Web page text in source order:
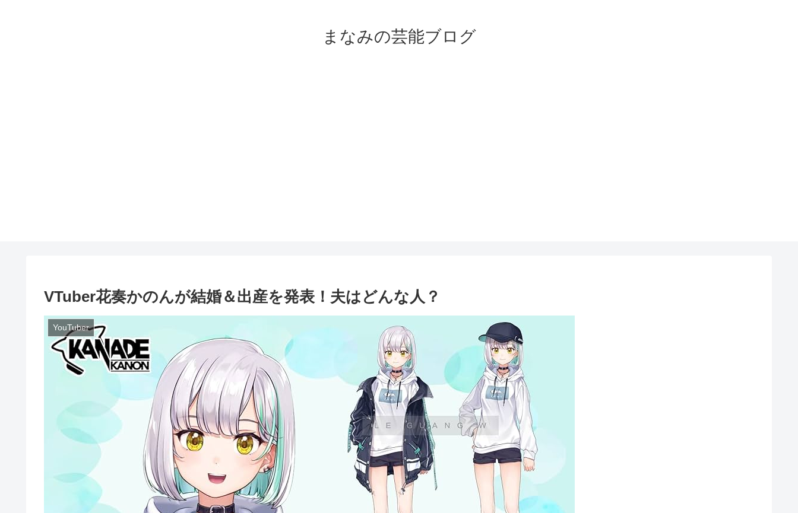
まなみの芸能ブログ
VTuber花奏かのんが結婚＆出産を発表！夫はどんな人？
YouTuber